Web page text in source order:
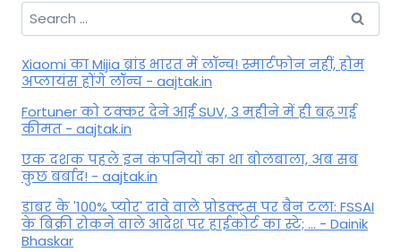
Search
for:
Xiaomi का Mijia ब्रांड भारत में लॉन्च! स्मार्टफोन नहीं, होम
अप्लायंस होंगे लॉन्च - aajtak.in
Fortuner को टक्कर देने आई SUV, 3 महीने में ही बढ़ गई
कीमत - aajtak.in
एक दशक पहले इन कंपनियों का था बोलबाला, अब सब
कुछ बर्बाद! - aajtak.in
डाबर के '100% प्योर' दावे वाले प्रोडक्ट्स पर बैन टला: FSSAI
के बिक्री रोकने वाले आदेश पर हाईकोर्ट का स्टे; ... - Dainik
Bhaskar